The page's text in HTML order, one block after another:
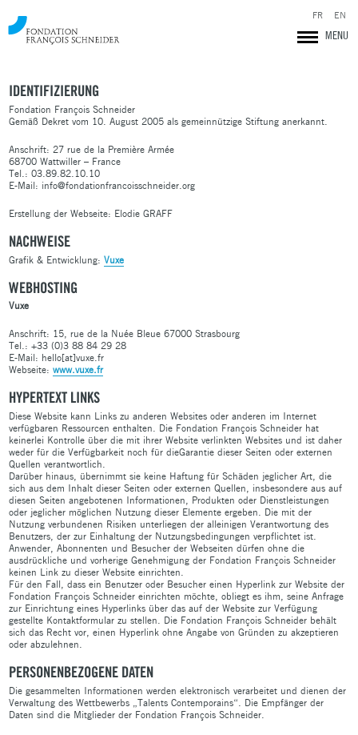
Fondation François Schneider
MENU
FR EN
Impressum
IDENTIFIZIERUNG
Fondation François Schneider
Gemäß Dekret vom 10. August 2005 als gemeinnützige Stiftung anerkannt.
Anschrift: 27 rue de la Première Armée
68700 Wattwiller – France
Tel.: 03.89.82.10.10
E-Mail: info@fondationfrancoisschneider.org
Erstellung der Webseite: Elodie GRAFF
NACHWEISE
Grafik & Entwicklung: Vuxe
WEBHOSTING
Vuxe
Anschrift: 15, rue de la Nuée Bleue 67000 Strasbourg
Tel.: +33 (0)3 88 84 29 28
E-Mail: hello[at]vuxe.fr
Webseite: www.vuxe.fr
HYPERTEXT LINKS
Diese Website kann Links zu anderen Websites oder anderen im Internet
verfügbaren Ressourcen enthalten. Die Fondation François Schneider hat
keinerlei Kontrolle über die mit ihrer Website verlinkten Websites und ist daher
weder für die Verfügbarkeit noch für dieGarantie dieser Seiten oder externen
Quellen verantwortlich.
Darüber hinaus, übernimmt sie keine Haftung für Schäden jeglicher Art, die
sich aus dem Inhalt dieser Seiten oder externen Quellen, insbesondere aus auf
diesen Seiten angebotenen Informationen, Produkten oder Dienstleistungen
oder jeglicher möglichen Nutzung dieser Elemente ergeben. Die mit der
Nutzung verbundenen Risiken unterliegen der alleinigen Verantwortung des
Benutzers, der zur Einhaltung der Nutzungsbedingungen verpflichtet ist.
Anwender, Abonnenten und Besucher der Webseiten dürfen ohne die
ausdrückliche und vorherige Genehmigung der Fondation François Schneider
keinen Link zu dieser Website einrichten.
Für den Fall, dass ein Benutzer oder Besucher einen Hyperlink zur Website der
Fondation François Schneider einrichten möchte, obliegt es ihm, seine Anfrage
zur Einrichtung eines Hyperlinks über das auf der Website zur Verfügung
gestellte Kontaktformular zu stellen. Die Fondation François Schneider behält
sich das Recht vor, einen Hyperlink ohne Angabe von Gründen zu akzeptieren
oder abzulehnen.
PERSONENBEZOGENE DATEN
Die gesammelten Informationen werden elektronisch verarbeitet und dienen der
Verwaltung des Wettbewerbs „Talents Contemporains“. Die Empfänger der
Daten sind die Mitglieder der Fondation François Schneider.